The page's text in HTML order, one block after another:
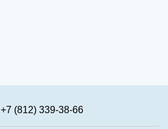
+7 (812) 339-38-66